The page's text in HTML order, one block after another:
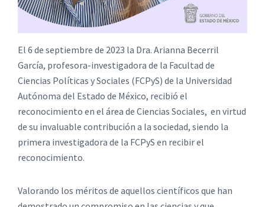
El 6 de septiembre de 2023 la Dra. Arianna Becerril
García, profesora-investigadora de la Facultad de
Ciencias Políticas y Sociales (FCPyS) de la Universidad
Autónoma del Estado de México, recibió el
reconocimiento en el área de Ciencias Sociales, en virtud
de su invaluable contribución a la sociedad, siendo la
primera investigadora de la FCPyS en recibir el
reconocimiento.
Valorando los méritos de aquellos científicos que han